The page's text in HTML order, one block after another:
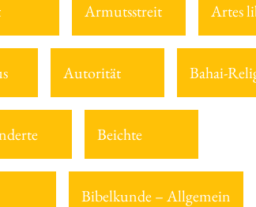
Armutsstreit Artes
Autorität Bahai-
Beichte
Bibelkunde – Allgemein